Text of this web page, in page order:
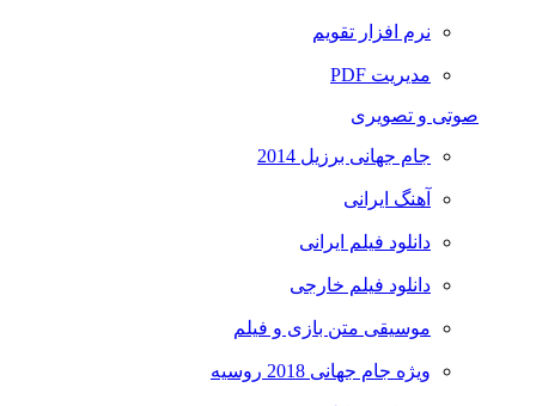
نرم افزار تقویم
مدیریت PDF
صوتی و تصویری
جام جهانی برزیل 2014
آهنگ ایرانی
دانلود فیلم ایرانی
دانلود فیلم خارجی
موسیقی متن بازی و فیلم
ویژه جام جهانی 2018 روسیه